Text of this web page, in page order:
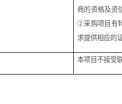
商的资格及资
②采购项目有
求提供相应的
本项目不接受